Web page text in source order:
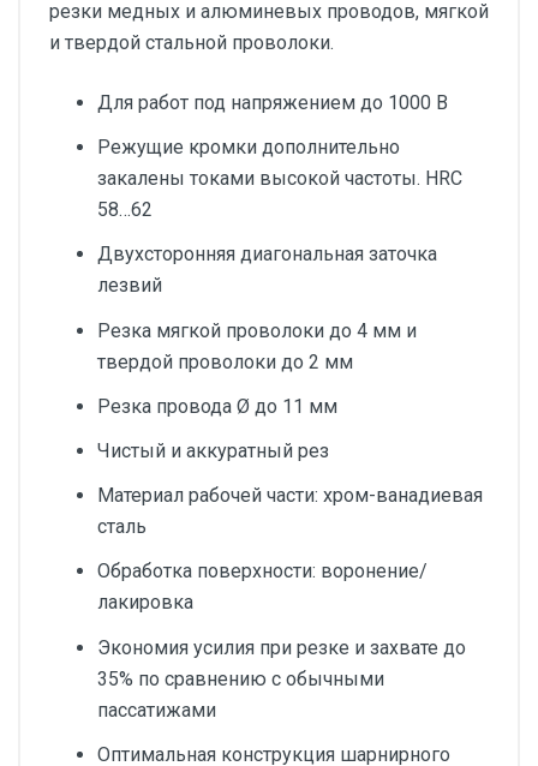
резки медных и алюминевых проводов, мягкой
и твердой стальной проволоки.
Для работ под напряжением до 1000 В
Режущие кромки дополнительно
закалены токами высокой частоты. HRC
58…62
Двухсторонняя диагональная заточка
лезвий
Резка мягкой проволоки до 4 мм и
твердой проволоки до 2 мм
Резка провода Ø до 11 мм
Чистый и аккуратный рез
Материал рабочей части: хром-ванадиевая
сталь
Обработка поверхности: воронение/
лакировка
Экономия усилия при резке и захвате до
35% по сравнению с обычными
пассатижами
Оптимальная конструкция шарнирного